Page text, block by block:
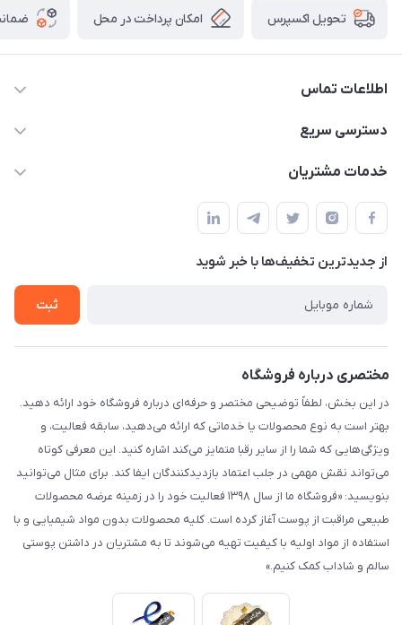
تحویل اکسپرس امکان پرداخت در محل
اطلاعات تماس
09332394024-09120346631
دسترسی سریع
حساب کاربری
لیست محصولات
درباره ما
خدمات مشتریان
قوانین و مقررات
حریم خصوصی
راهنما
از جدید‌ترین تخفیف‌ها با‌ خبر شوید
ثبت
مختصری درباره فروشگاه
در این بخش، لطفاً توضیحی مختصر و حرفه‌ای درباره فروشگاه خود ارائه دهید.
بهتر است به نوع محصولات یا خدماتی که ارائه می‌دهید، سابقه فعالیت، و
ویژگی‌هایی که شما را از سایر رقبا متمایز می‌کند اشاره کنید. این معرفی کوتاه
می‌تواند نقش مهمی در جلب اعتماد بازدیدکنندگان ایفا کند. برای مثال می‌توانید
بنویسید: «فروشگاه ما از سال ۱۳۹۸ فعالیت خود را در زمینه عرضه محصولات
طبیعی مراقبت از پوست آغاز کرده است. کلیه محصولات بدون مواد شیمیایی و با
استفاده از مواد اولیه با کیفیت تهیه می‌شوند تا به مشتریان در داشتن پوستی
سالم و شاداب کمک کنیم.»